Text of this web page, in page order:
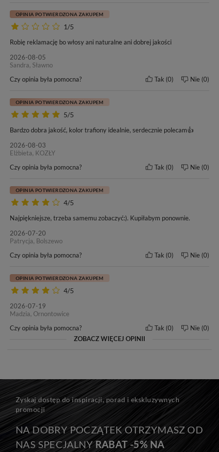
W tej ofercie kupujesz włosy o
odpowiednia długość dla Ciebie.
Naszym włosom zaufało wielu klientów oraz salonów
fryzjerskich w kraju i poza granicami Polski. Od wielu lat
nasze motto pozostaje bez zmian -
pielęgnacji i użytkowania włosów marki BestHair.
1/5
OPINIA POTWIERDZONA ZAKUPEM
Robię reklamację bo włosy ani naturalne ani dobrej jakości
2026-08-05
Sandra, Sławno
Czy opinia była pomocna?
Tak 0 Nie 0
5/5
OPINIA POTWIERDZONA ZAKUPEM
Bardzo dobra jakość, kolor trafiony idealnie, serdecznie polecam👍
2026-08-03
Elżbieta, KOZŁY
Czy opinia była pomocna?
Tak 0 Nie 0
4/5
OPINIA POTWIERDZONA ZAKUPEM
Najpiękniejsze, trzeba samemu zobaczyć:). Kupiłabym ponownie.
2026-07-20
Patrycja, Bolszewo
Czy opinia była pomocna?
Tak 0 Nie 0
4/5
OPINIA POTWIERDZONA ZAKUPEM
2026-07-19
Madzia, Ornontowice
Czy opinia była pomocna?
Tak 0 Nie 0
ZOBACZ WIĘCEJ OPINII
Zyskaj dostęp do inspiracji, porad i ekskluzywnych
promocji
NA DOBRY POCZĄTEK OTRZYMASZ OD
NAS SPECJALNYRABAT -5% NA